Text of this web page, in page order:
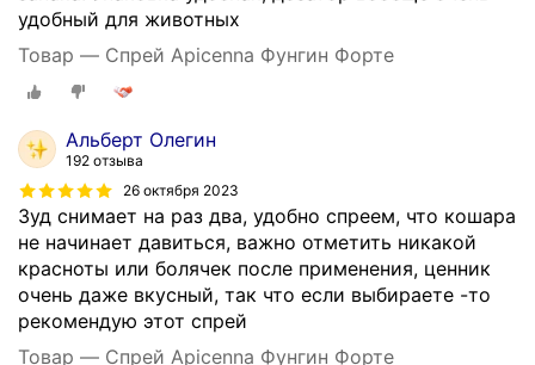
удобный для животных
Товар — Спрей Apicenna Фунгин Форте
Альберт Олегин
192 отзыва
26 октября 2023
Зуд снимает на раз два, удобно спреем, что кошара
не начинает давиться, важно отметить никакой
красноты или болячек после применения, ценник
очень даже вкусный, так что если выбираете -то
рекомендую этот спрей
Товар — Спрей Apicenna Фунгин Форте